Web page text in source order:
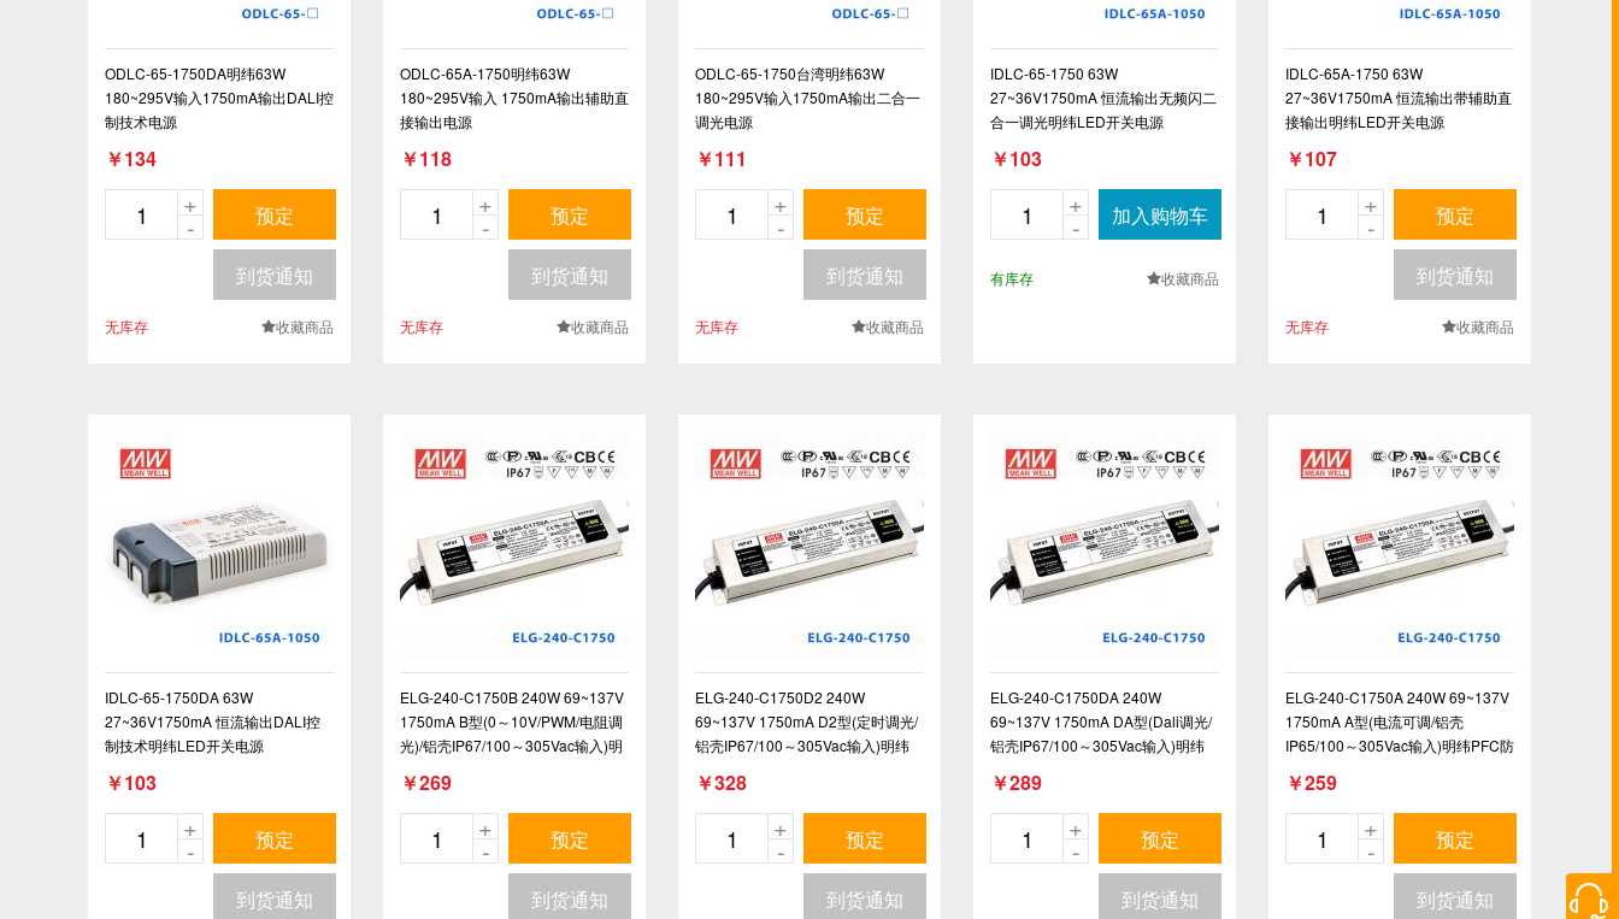
ODLC-65-1750DA明纬63W
180~295V输入1750mA输出DALI控
制技术电源
￥134
-
+ 预定
到货通知
无库存 .收藏商品
ODLC-65A-1750明纬63W
180~295V输入 1750mA输出辅助直
接输出电源
￥118
-
+ 预定
到货通知
无库存 .收藏商品
ODLC-65-1750台湾明纬63W
180~295V输入1750mA输出二合一
调光电源
￥111
-
+ 预定
到货通知
无库存 .收藏商品
IDLC-65-1750 63W
27~36V1750mA 恒流输出无频闪二
合一调光明纬LED开关电源
￥103
-
+ 加入购物车
有库存 .收藏商品
IDLC-65A-1750 63W
27~36V1750mA 恒流输出带辅助直
接输出明纬LED开关电源
￥107
-
+ 预定
到货通知
无库存 .收藏商品
IDLC-65-1750DA 63W
27~36V1750mA 恒流输出DALI控
制技术明纬LED开关电源
￥103
-
+ 预定
到货通知
ELG-240-C1750B 240W 69~137V
1750mA B型(0～10V/PWM/电阻调
光)/铝壳IP67/100～305Vac输入)明
￥269
-
+ 预定
到货通知
ELG-240-C1750D2 240W
69~137V 1750mA D2型(定时调光/
铝壳IP67/100～305Vac输入)明纬
￥328
-
+ 预定
到货通知
ELG-240-C1750DA 240W
69~137V 1750mA DA型(Dali调光/
铝壳IP67/100～305Vac输入)明纬
￥289
-
+ 预定
到货通知
ELG-240-C1750A 240W 69~137V
1750mA A型(电流可调/铝壳
IP65/100～305Vac输入)明纬PFC防
￥259
-
+ 预定
到货通知 